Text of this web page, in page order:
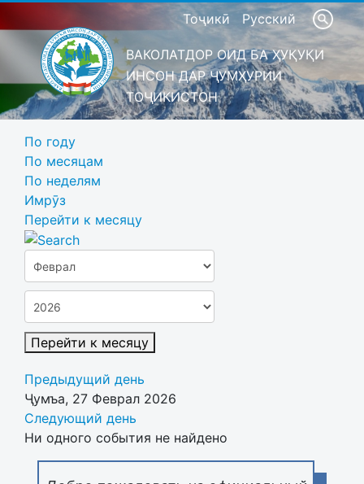
Тоҷикӣ Русский
ВАКОЛАТДОР ОИД БА ҲУҚУҚИ
ИНСОН ДАР ҶУМҲУРИИ
ТОҶИКИСТОН
По году
По месяцам
По неделям
Имрӯз
Перейти к месяцу
Перейти к месяцу
Предыдущий день
Ҷумъа, 27 Феврал 2026
Следующий день
Ни одного события не найдено